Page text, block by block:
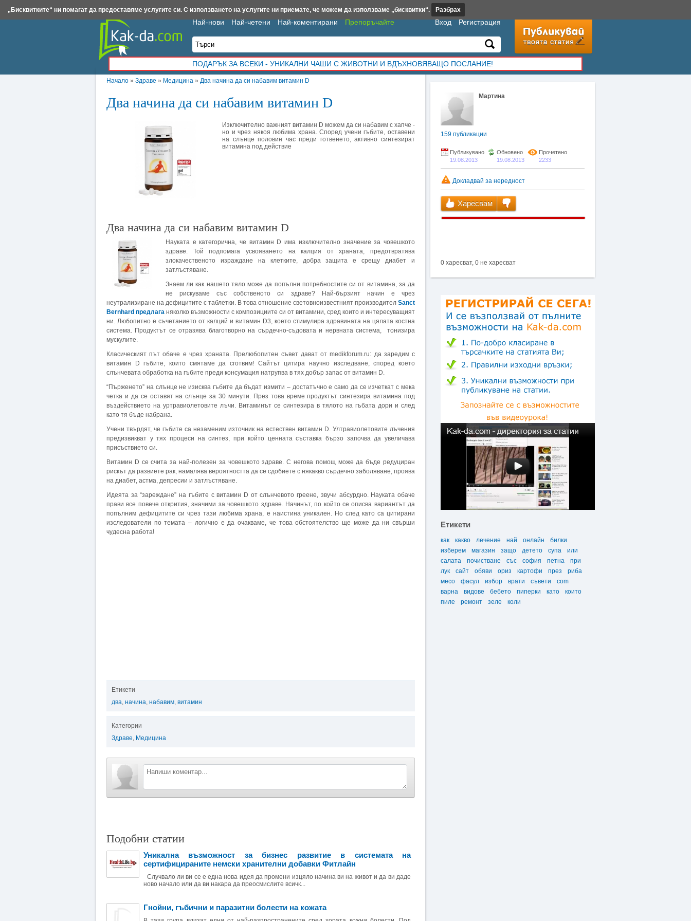
Начало » Здраве » Медицина » Два начина да си набавим витамин D
Два начина да си набавим витамин D
Изключително важният витамин D можем да си набавим с хапче -
но и чрез някоя любима храна. Според учени гъбите, оставени
на слънце половин час преди готвенето, активно синтезират
витамина под действие
Два начина да си набавим витамин D
Науката е категорична, че витамин D има изключително значение за човешкото
здраве. Той подпомага усвояването на калция от храната, предотвратява
злокачественото израждане на клетките, добра защита е срещу диабет и
затлъстяване.
Знаем ли как нашето тяло може да попълни потребностите си от витамина, за да
не рискуваме със собственото си здраве? Най-бързият начин е чрез
неутрализиране на дефицитите с таблетки. В това отношение световноизвестният производител Sanct
Bernhard предлага няколко възможности с композициите си от витамини, сред които и интересуващият
ни. Любопитно е съчетанието от калций и витамин D3, което стимулира здравината на цялата костна
система. Продуктът се отразява благотворно на сърдечно-съдовата и нервната система, тонизира
мускулите.
Класическият път обаче е чрез храната. Прелюбопитен съвет дават от medikforum.ru: да заредим с
витамин D гъбите, които смятаме да сготвим! Сайтът цитира научно изследване, според което
слънчевата обработка на гъбите преди консумация натрупва в тях добър запас от витамин D.
“Пърженето” на слънце не изисква гъбите да бъдат измити – достатъчно е само да се изчеткат с мека
четка и да се оставят на слънце за 30 минути. През това време продуктът синтезира витамина под
въздействието на уртравиолетовите лъчи. Витаминът се синтезира в тялото на гъбата дори и след
като тя бъде набрана.
Учени твърдят, че гъбите са незаменим източник на естествен витамин D. Ултравиолетовите лъчения
предизвикват у тях процеси на синтез, при който ценната съставка бързо започва да увеличава
присъствието си.
Витамин D се счита за най-полезен за човешкото здраве. С негова помощ може да бъде редуциран
рискът да развиете рак, намалява вероятността да се сдобиете с някакво сърдечно заболяване, проява
на диабет, астма, депресии и затлъстяване.
Идеята за “зареждане” на гъбите с витамин D от слънчевото греене, звучи абсурдно. Науката обаче
прави все повече открития, значими за човешкото здраве. Начинът, по който се описва вариантът да
попълним дефицитите си чрез тази любима храна, е наистина уникален. Но след като са цитирани
изследователи по темата – логично е да очакваме, че това обстоятелство ще може да ни свърши
чудесна работа!
Етикети
два, начина, набавим, витамин
Категории
Здраве, Медицина
Подобни статии
Уникална възможност за бизнес развитие в системата на
сертифицираните немски хранителни добавки Фитлайн
Случвало ли ви се е една нова идея да промени изцяло начина ви на живот и да ви даде
ново начало или да ви накара да преосмислите всичк...
Гнойни, гъбични и паразитни болести на кожата
Мартина
159 публикации
Публикувано
19.08.2013
Обновено
19.08.2013
Прочетено
2233
Докладвай за нередност
Харесвам
0 харесват, 0 не харесват
Етикети
как какво лечение най онлайн
билки
изберем
магазин защо детето супа
или
салата
почистване със софия петна
при
лук
сайт обяви ориз картофи през
риба
месо
фасул избор врати съвети
com
варна
видове бебето пиперки като
които
пиле
ремонт зеле коли
Най-нови Най-четени Най-коментирани Препоръчайте Вход Регистрация
ПОДАРЪК ЗА ВСЕКИ - УНИКАЛНИ ЧАШИ С ЖИВОТНИ И ВДЪХНОВЯВАЩО ПОСЛАНИЕ!
Insert.bg Framar.bg Kak-da.com Iztochnik.com BauBau.bg NewAge.bg
„Бисквитките“ ни помагат да предоставяме услугите си. С използването на услугите ни приемате, че можем да използваме „бисквитки“. Разбрах